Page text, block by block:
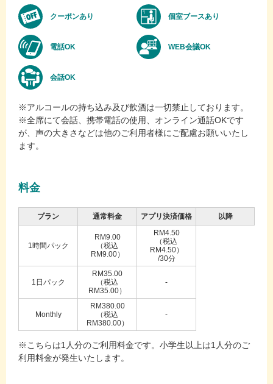
クーポンあり 個室ブースあり
電話OK WEB会議OK
会話OK
※アルコールの持ち込み及び飲酒は一切禁止しております。
※全席にて会話、携帯電話の使用、オンライン通話OKです
が、声の大きさなどは他のご利用者様にご配慮お願いいたし
ます。
料金
プラン 通常料金 アプリ決済価格 以降
1時間パック
RM9.00
（税込
RM9.00）
RM4.50
（税込
RM4.50）
/30分
1日パック
RM35.00
（税込
RM35.00）
-
Monthly
RM380.00
（税込
RM380.00）
-
※こちらは1人分のご利用料金です。小学生以上は1人分のご
利用料金が発生いたします。